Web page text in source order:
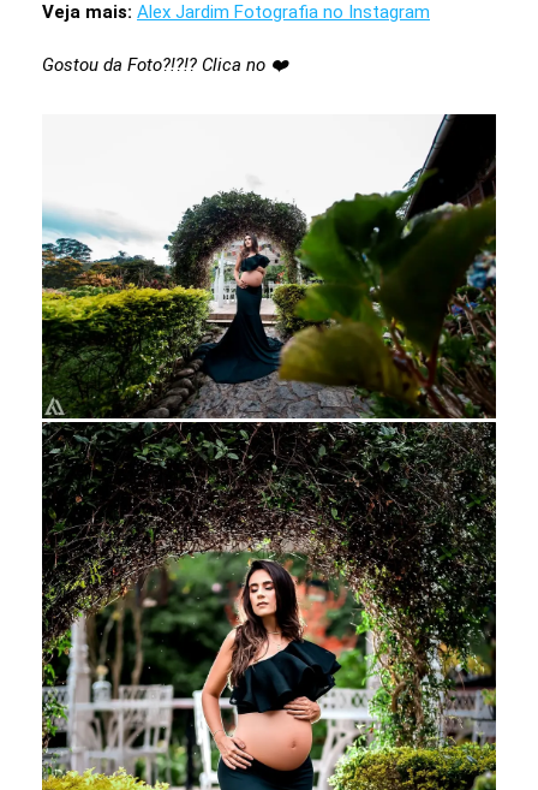
Veja mais: Alex Jardim Fotografia no Instagram
Gostou da Foto?!?!? Clica no ❤️